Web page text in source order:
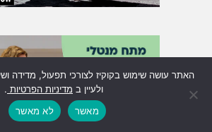
האתר עושה שימוש בקוקיז לצורכי תפעול, מדידה
ולעיין ב מדיניות הפרטיות .
מאשר
לא מאשר